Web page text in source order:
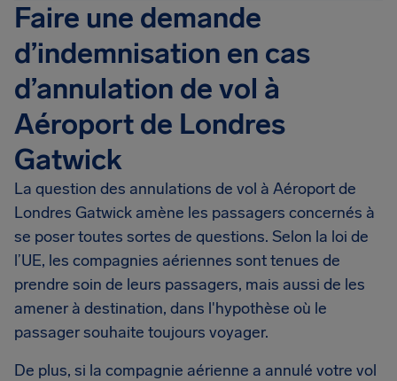
Faire une demande
d’indemnisation en cas
d’annulation de vol à
Aéroport de Londres
Gatwick
La question des annulations de vol à Aéroport de
Londres Gatwick amène les passagers concernés à
se poser toutes sortes de questions. Selon la loi de
l’UE, les compagnies aériennes sont tenues de
prendre soin de leurs passagers, mais aussi de les
amener à destination, dans l'hypothèse où le
passager souhaite toujours voyager.
De plus, si la compagnie aérienne a annulé votre vol